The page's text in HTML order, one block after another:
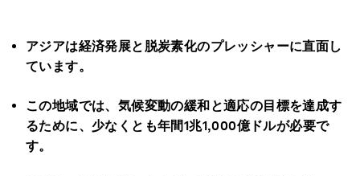
アジアは経済発展と脱炭素化のプレッシャーに直面し
ています。
この地域では、気候変動の緩和と適応の目標を達成す
るために、少なくとも年間1兆1,000億ドルが必要で
す。